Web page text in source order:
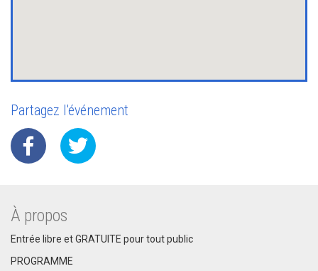
Partagez l'événement
À propos
Entrée libre et GRATUITE pour tout public
PROGRAMME